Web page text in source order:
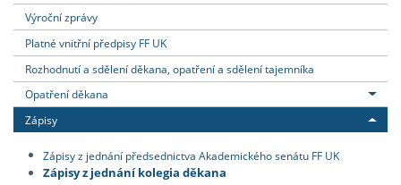
Výroční zprávy
Platné vnitřní předpisy FF UK
Rozhodnutí a sdělení děkana, opatření a sdělení tajemníka
Opatření děkana
Zápisy
Zápisy z jednání předsednictva Akademického senátu FF UK
Zápisy z jednání kolegia děkana